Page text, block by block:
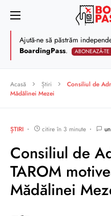
Ajută-ne să păstrăm
BoardingPass. ABONEAZĂ-
Acasă Știri
Consiliul de
Mădălinei Mezei
ȘTIRI citire în 3 minute
Consiliul de
TAROM
Mădălinei